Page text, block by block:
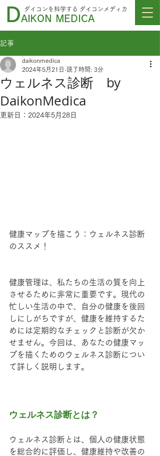
ダイコンを科学する ダイコンメディカ
DAIKON MEDICA
記事
ウェルネス診断 by
DaikonMedica
daikonmedica
2024年5月21日 読了時間: 3分
更新日： 2024年5月28日
健康マップを描こう：ウェルネス診断
のススメ！
健康管理は、私たちの生活の質を向上
させるために非常に重要です。現代の
忙しい生活の中で、自分の健康を後回
しにしがちですが、健康を維持するた
めには定期的なチェックと診断が欠か
せません。今回は、あなたの健康マッ
プを描くためのウェルネス診断につい
て詳しく説明します。
ウェルネス診断とは？
ウェルネス診断とは、個人の健康状態
を総合的に評価し、健康維持や改善の